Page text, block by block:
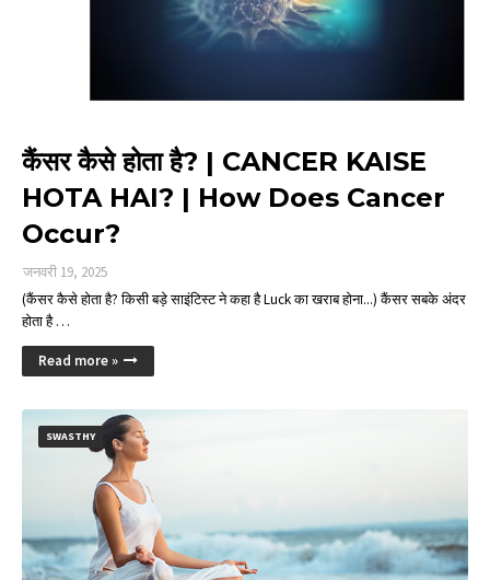
कैंसर कैसे होता है? | CANCER KAISE
HOTA HAI? | How Does Cancer
Occur?
जनवरी 19, 2025
(कैंसर कैसे होता है? किसी बड़े साइंटिस्ट ने कहा है Luck का खराब होना...) कैंसर सबके अंदर
होता है …
Read more »
SWASTHY